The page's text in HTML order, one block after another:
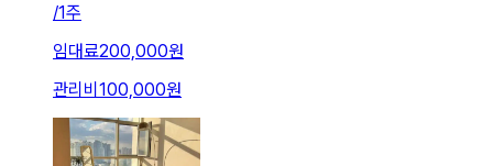
/1주
임대료200,000원
관리비 100,000원